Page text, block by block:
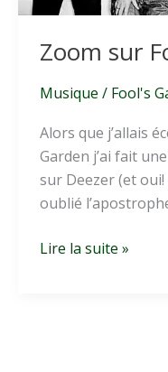
Zoom sur
Musique / Fool's
Alors que j’allais
Garden j’ai fait
sur Deezer (et oui!
oublié
Zoom
Lire la suite »